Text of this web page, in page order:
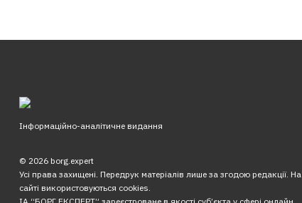
Інформаційно-аналітичне видання
© 2026 borg.expert
Усі права захищені. Передрук матеріалів лише за згодою редакції. На
сайті використовуються cookies.